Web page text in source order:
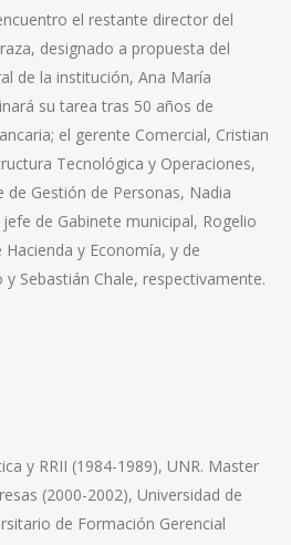
el restante director del
designado a propuesta del
de la institución, Ana María
su tarea tras 50 años de
el gerente Comercial, Cristian
Tecnológica y Operaciones,
de Gestión de Personas, Nadia
de Gabinete municipal, Rogelio
y Economía, y de
Sebastián Chale, respectivamente.
y RRII (1984-1989), UNR. Master
(2000-2002), Universidad de
de Formación Gerencial